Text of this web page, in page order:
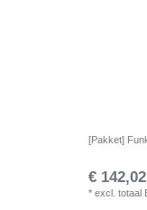
[Pakket]
€
*excl. totaal